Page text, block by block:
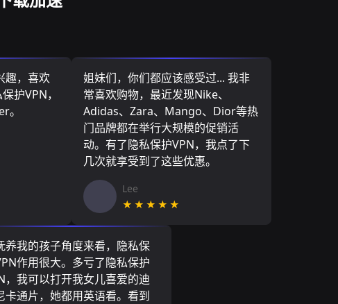
趣，喜欢
护VPN，
。
姐妹们，你们都应该感受过... 我非
常喜欢购物，最近发现Nike、
Adidas、Zara、Mango、Dior等热
门品牌都在举行大规模的促销活
动。有了隐私保护VPN，我点了下
几次就享受到了这些优惠。
Lee
★★★★★
养我的孩子角度来看，隐私保
作用很大。多亏了隐私保护
，我可以打开我女儿喜爱的迪
卡通片，她都用英语看。看到